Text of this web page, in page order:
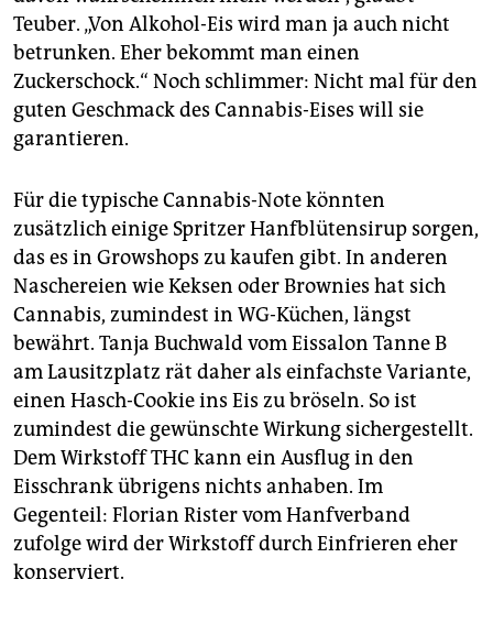
Teuber. „Von Alkohol-Eis wird man ja auch nicht
betrunken. Eher bekommt man einen
Zuckerschock.“ Noch schlimmer: Nicht mal für den
guten Geschmack des Cannabis-Eises will sie
garantieren.
Für die typische Cannabis-Note könnten
zusätzlich einige Spritzer Hanfblütensirup sorgen,
das es in Growshops zu kaufen gibt. In anderen
Naschereien wie Keksen oder Brownies hat sich
Cannabis, zumindest in WG-Küchen, längst
bewährt. Tanja Buchwald vom Eissalon Tanne B
am Lausitzplatz rät daher als einfachste Variante,
einen Hasch-Cookie ins Eis zu bröseln. So ist
zumindest die gewünschte Wirkung sichergestellt.
Dem Wirkstoff THC kann ein Ausflug in den
Eisschrank übrigens nichts anhaben. Im
Gegenteil: Florian Rister vom Hanfverband
zufolge wird der Wirkstoff durch Einfrieren eher
konserviert.